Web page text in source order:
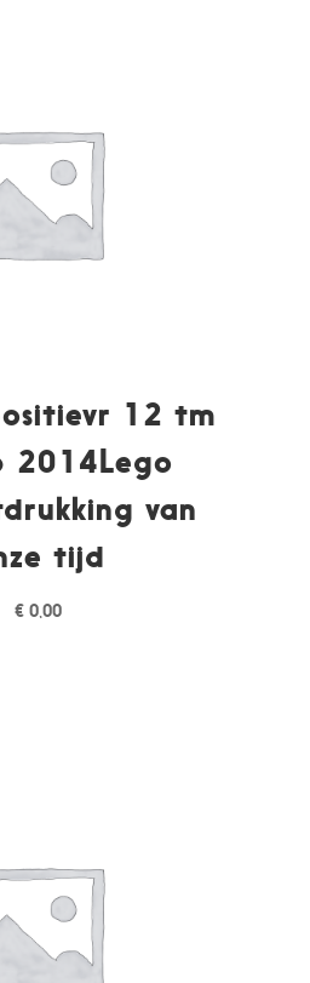
12 tm
2014Lego
van
tijd
€ 0,00